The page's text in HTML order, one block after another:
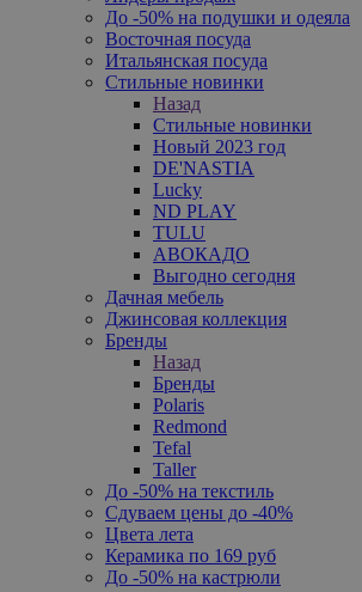
До -50% на подушки и одеяла
Восточная посуда
Итальянская посуда
Стильные новинки
Назад
Стильные новинки
Новый 2023 год
DE'NASTIA
Lucky
ND PLAY
TULU
АВОКАДО
Выгодно сегодня
Дачная мебель
Джинсовая коллекция
Бренды
Назад
Бренды
Polaris
Redmond
Tefal
Taller
До -50% на текстиль
Сдуваем цены до -40%
Цвета лета
Керамика по 169 руб
До -50% на кастрюли